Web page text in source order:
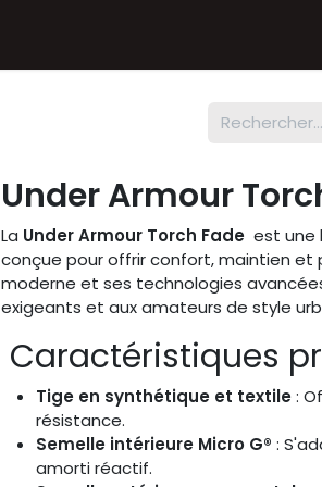
Under Armour
La Under Armour Torch Fade est une
conçue pour offrir confort, maintien et
moderne et ses technologies
exigeants et aux amateurs de style
Caractéristiques
Tige en synthétique et textile:
résistance.
Semelle intérieure Micro G® :
amorti réactif.